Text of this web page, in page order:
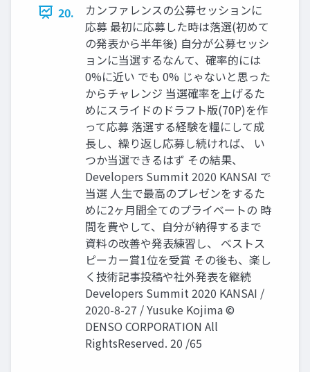
20.
カンファレンスの公募セッションに
応募 最初に応募した時は落選(初めて
の発表から半年後) 自分が公募セッシ
ョンに当選するなんて、確率的には
0%に近い でも 0% じゃないと思った
からチャレンジ 当選確率を上げるた
めにスライドのドラフト版(70P)を作
って応募 落選する経験を糧にして成
長し、繰り返し応募し続ければ、 い
つか当選できるはず その結果、
Developers Summit 2020 KANSAI で
当選 人生で最高のプレゼンをするた
めに2ヶ月間全てのプライベートの 時
間を費やして、自分が納得するまで
資料の改善や発表練習し、 ベストス
ピーカー賞1位を受賞 その後も、楽し
く技術記事投稿や社外発表を継続
Developers Summit 2020 KANSAI /
2020-8-27 / Yusuke Kojima ©
DENSO CORPORATION All
RightsReserved. 20 /65